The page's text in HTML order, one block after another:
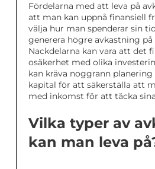
Fördelarna med att leva på
att man kan uppnå finansiell
välja hur man spenderar sin
generera högre avkastning
Nackdelarna kan vara att det
osäkerhet med olika
kan kräva noggrann
kapital för att säkerställa att
med inkomst för att täcka
Vilka typer av
kan man leva